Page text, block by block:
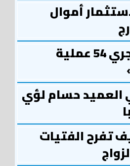
أموال
«صناع الخير» تجري 54 عملية
العميد حسام لؤي
تفرح الفتيات